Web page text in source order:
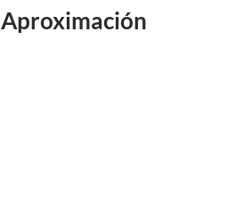
Aproximación